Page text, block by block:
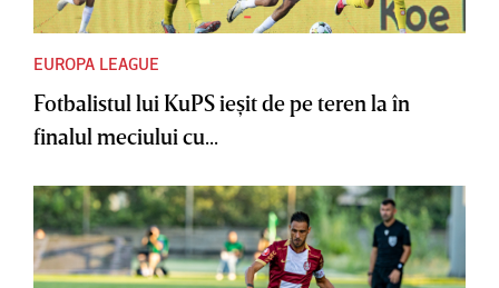
EUROPA LEAGUE
Fotbalistul lui KuPS ieşit de pe teren la în
finalul meciului cu...